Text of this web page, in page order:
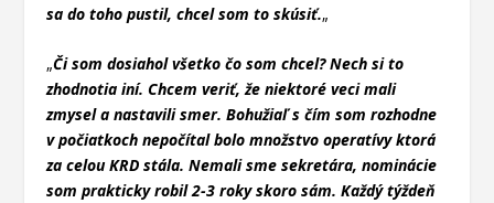
sa do toho pustil, chcel som to skúsiť.„
„Či som dosiahol všetko čo som chcel? Nech si to
zhodnotia iní. Chcem veriť, že niektoré veci mali
zmysel a nastavili smer. Bohužiaľ s čím som rozhodne
v počiatkoch nepočítal bolo množstvo operatívy ktorá
za celou KRD stála. Nemali sme sekretára, nominácie
som prakticky robil 2-3 roky skoro sám. Každý týždeň